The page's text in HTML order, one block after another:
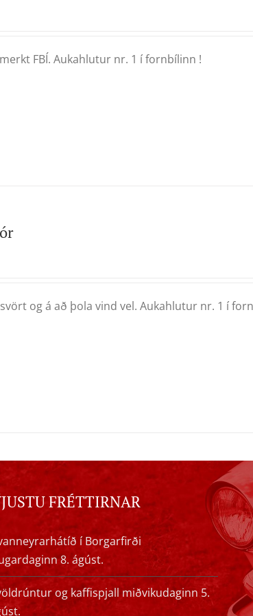
FBÍ. Aukahlutur nr. 1 í fornbílinn !
og á að þola vind vel. Aukahlutur nr. 1 í
FRÉTTIRNAR
í Borgarfirði
8. ágúst.
og kaffispjall miðvikudaginn 5.